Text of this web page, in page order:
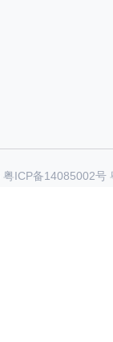
粤ICP备14085002号